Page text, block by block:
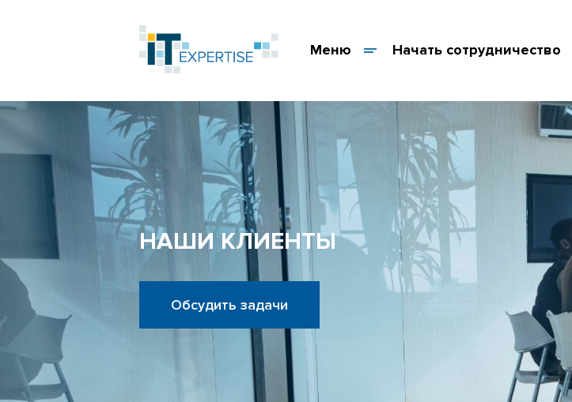
Меню Начать сотрудничество
НАШИ КЛИЕНТЫ
Обсудить задачи